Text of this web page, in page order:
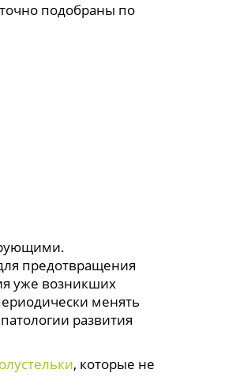
подобраны по
предотвращения
уже возникших
менять
развития
, которые не